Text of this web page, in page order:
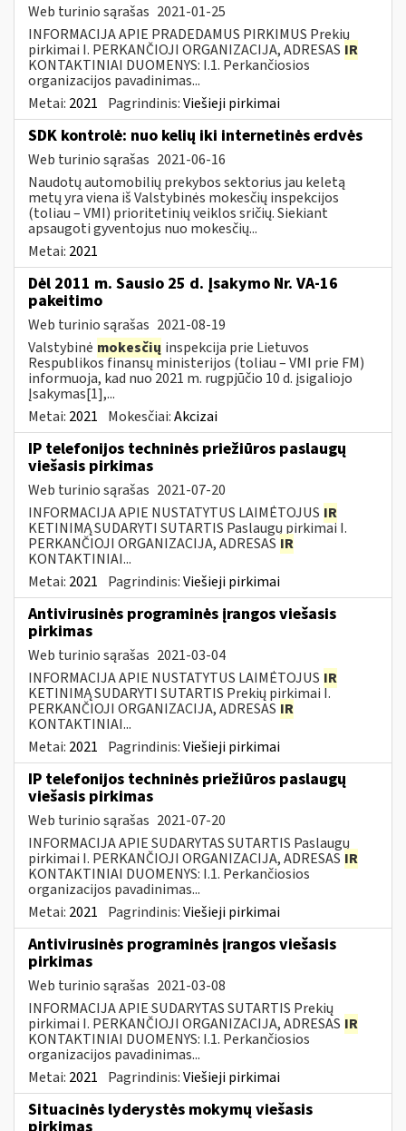
Web turinio sąrašas 2021-01-25
INFORMACIJA APIE PRADEDAMUS PIRKIMUS Prekių
pirkimai I. PERKANČIOJI ORGANIZACIJA, ADRESAS IR
KONTAKTINIAI DUOMENYS: I.1. Perkančiosios
organizacijos pavadinimas...
Metai: 2021 Pagrindinis:Viešieji pirkimai
SDK kontrolė: nuo kelių iki internetinės erdvės
Web turinio sąrašas 2021-06-16
Naudotų automobilių prekybos sektorius jau keletą
metų yra viena iš Valstybinės mokesčių inspekcijos
(toliau – VMI) prioritetinių veiklos sričių. Siekiant
apsaugoti gyventojus nuo mokesčių...
Metai: 2021
Dėl 2011 m. Sausio 25 d. Įsakymo Nr. VA-16
pakeitimo
Web turinio sąrašas 2021-08-19
Valstybinė mokesčių inspekcija prie Lietuvos
Respublikos finansų ministerijos (toliau – VMI prie FM)
informuoja, kad nuo 2021 m. rugpjūčio 10 d. įsigaliojo
Įsakymas[1],...
Metai: 2021 Mokesčiai:Akcizai
IP telefonijos techninės priežiūros paslaugų
viešasis pirkimas
Web turinio sąrašas 2021-07-20
INFORMACIJA APIE NUSTATYTUS LAIMĖTOJUS IR
KETINIMĄ SUDARYTI SUTARTIS Paslaugų pirkimai I.
PERKANČIOJI ORGANIZACIJA, ADRESAS IR
KONTAKTINIAI...
Metai: 2021 Pagrindinis:Viešieji pirkimai
Antivirusinės programinės įrangos viešasis
pirkimas
Web turinio sąrašas 2021-03-04
INFORMACIJA APIE NUSTATYTUS LAIMĖTOJUS IR
KETINIMĄ SUDARYTI SUTARTIS Prekių pirkimai I.
PERKANČIOJI ORGANIZACIJA, ADRESAS IR
KONTAKTINIAI...
Metai: 2021 Pagrindinis:Viešieji pirkimai
IP telefonijos techninės priežiūros paslaugų
viešasis pirkimas
Web turinio sąrašas 2021-07-20
INFORMACIJA APIE SUDARYTAS SUTARTIS Paslaugų
pirkimai I. PERKANČIOJI ORGANIZACIJA, ADRESAS IR
KONTAKTINIAI DUOMENYS: I.1. Perkančiosios
organizacijos pavadinimas...
Metai: 2021 Pagrindinis:Viešieji pirkimai
Antivirusinės programinės įrangos viešasis
pirkimas
Web turinio sąrašas 2021-03-08
INFORMACIJA APIE SUDARYTAS SUTARTIS Prekių
pirkimai I. PERKANČIOJI ORGANIZACIJA, ADRESAS IR
KONTAKTINIAI DUOMENYS: I.1. Perkančiosios
organizacijos pavadinimas...
Metai: 2021 Pagrindinis:Viešieji pirkimai
Situacinės lyderystės mokymų viešasis
pirkimas